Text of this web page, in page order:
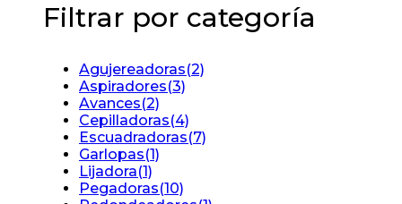
Filtrar por categoría
Agujereadoras(2)
Aspiradores(3)
Avances(2)
Cepilladoras(4)
Escuadradoras(7)
Garlopas(1)
Lijadora(1)
Pegadoras(10)